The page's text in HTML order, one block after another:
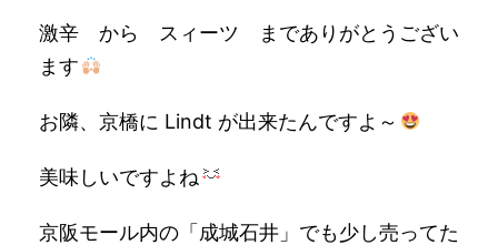
激辛 から スィーツ までありがとうござい
ます
お隣、京橋に Lindt が出来たんですよ～
美味しいですよね
京阪モール内の「成城石井」でも少し売ってた